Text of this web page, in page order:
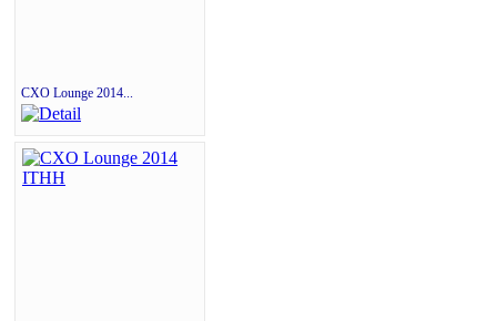
CXO Lounge 2014...